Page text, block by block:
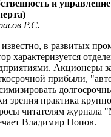
и
Р.С.
в развитых
характеризуется
Акционеры
прибыли,
зрения практика
читателям журнала
Владимир Попов.